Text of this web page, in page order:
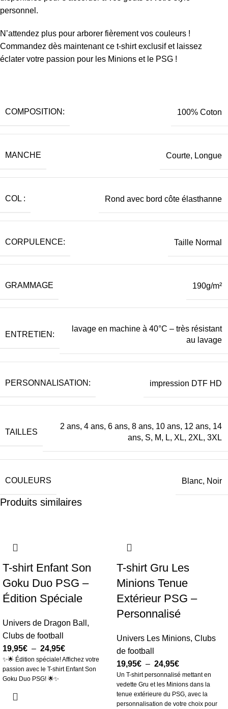
personnel.
N’attendez plus pour arborer fièrement vos couleurs !
Commandez dès maintenant ce t-shirt exclusif et laissez
éclater votre passion pour les Minions et le PSG !
COMPOSITION: 100% Coton
MANCHE Courte, Longue
COL : Rond avec bord côte élasthanne
CORPULENCE: Taille Normal
GRAMMAGE 190g/m²
ENTRETIEN:
lavage en machine à 40°C – très résistant
au lavage
PERSONNALISATION: impression DTF HD
TAILLES
2 ans, 4 ans, 6 ans, 8 ans, 10 ans, 12 ans, 14
ans, S, M, L, XL, 2XL, 3XL
COULEURS Blanc, Noir
Produits similaires
T-shirt Enfant Son
Goku Duo PSG –
Édition Spéciale
Univers de Dragon Ball ,
Clubs de football
19,95€ – 24,95€
✨🌟 Édition spéciale! Affichez votre
passion avec le T-shirt Enfant Son
Goku Duo PSG! 🌟✨
T-shirt Gru Les
Minions Tenue
Extérieur PSG –
Personnalisé
Univers Les Minions, Clubs
de football
19,95€ – 24,95€
Un T-shirt personnalisé mettant en
vedette Gru et les Minions dans la
tenue extérieure du PSG, avec la
personnalisation de votre choix pour